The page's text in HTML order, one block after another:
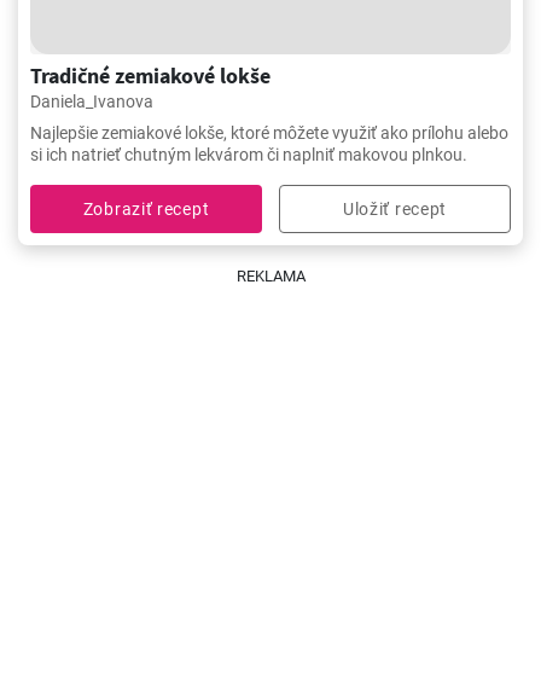
Tradičné zemiakové lokše
Daniela_Ivanova
Najlepšie zemiakové lokše, ktoré môžete využiť ako prílohu alebo
si ich natrieť chutným lekvárom či naplniť makovou plnkou.
Zobraziť recept Uložiť recept
REKLAMA